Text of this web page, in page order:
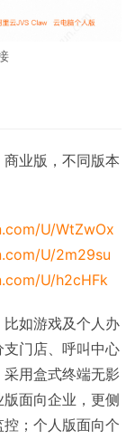
业版，不同版本
U/WtZwOx
U/2m29su
U/h2cHFk
如游戏及个人办
门店、呼叫中心
用盒式终端无影
面向企业，更侧
；个人版面向个